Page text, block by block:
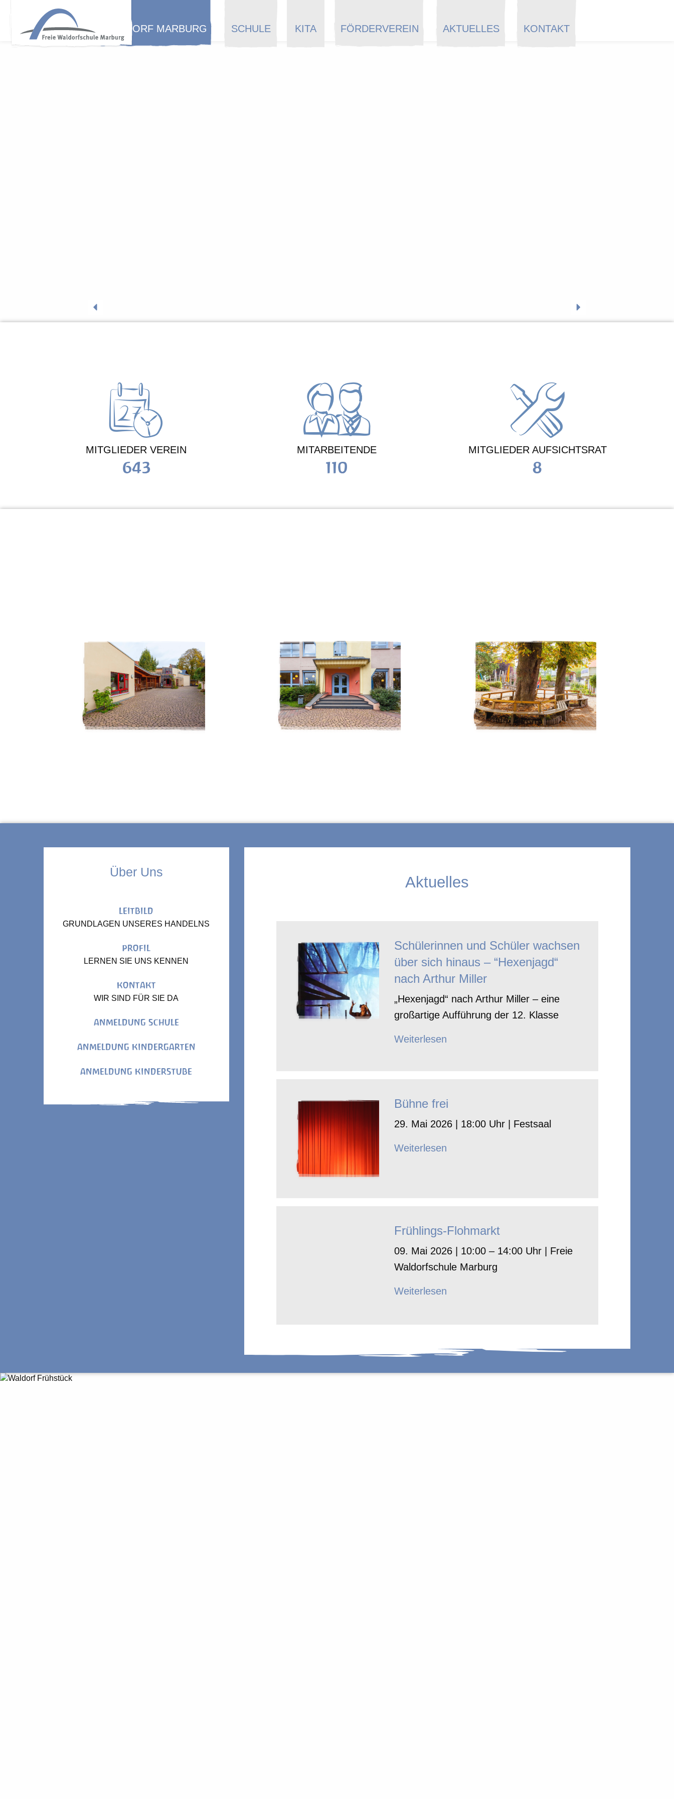
WALDORF MARBURG SCHULE KITA FÖRDERVEREIN AKTUELLES KONTAKT
MITGLIEDER VEREIN
643
MITARBEITENDE
110
MITGLIEDER AUFSICHTSRAT
8
Über Uns
LEITBILD
GRUNDLAGEN UNSERES HANDELNS
PROFIL
LERNEN SIE UNS KENNEN
KONTAKT
WIR SIND FÜR SIE DA
ANMELDUNG SCHULE
ANMELDUNG KINDERGARTEN
ANMELDUNG KINDERSTUBE
Aktuelles
Schülerinnen und Schüler wachsen
über sich hinaus – “Hexenjagd“
nach Arthur Miller
„Hexenjagd“ nach Arthur Miller – eine
großartige Aufführung der 12. Klasse
Weiterlesen
Bühne frei
29. Mai 2026 | 18:00 Uhr | Festsaal
Weiterlesen
Frühlings-Flohmarkt
09. Mai 2026 | 10:00 – 14:00 Uhr | Freie
Waldorfschule Marburg
Weiterlesen